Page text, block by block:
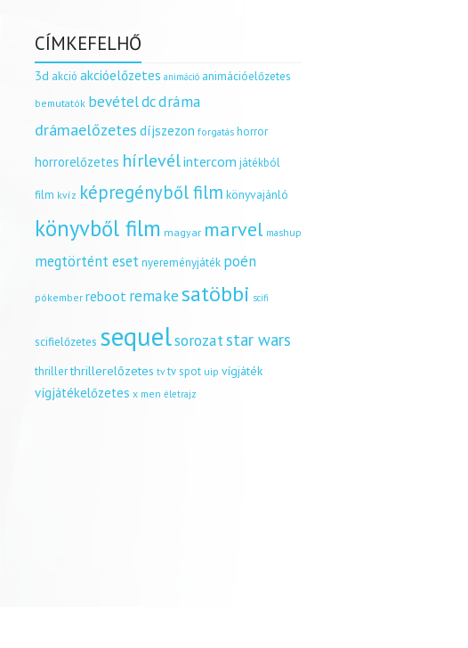
CÍMKEFELHŐ
3d akció akcióelőzetes animáció animációelőzetes
bemutatók bevételdcdráma
drámaelőzetes díjszezon forgatás horror
horrorelőzetes hírlevélintercom játékból
film kvíz képregényből film könyvajánló
könyvből film magyar marvel mashup
megtörtént esetnyereményjáték poén
pókember reboot remakesatöbbi scifi
scifielőzetes sequelsorozatstar wars
thrillerthrillerelőzetes tv tv spot uip vígjáték
vígjátékelőzetes x men életrajz